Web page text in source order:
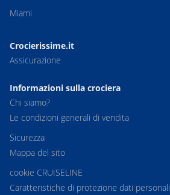
Miami
Crocierissime.it
Assicurazione
Informazioni sulla crociera
Chi siamo?
Le condizioni generali di vendita
Sicurezza
Mappa del sito
cookie CRUISELINE
Caratteristiche di protezione dati personali